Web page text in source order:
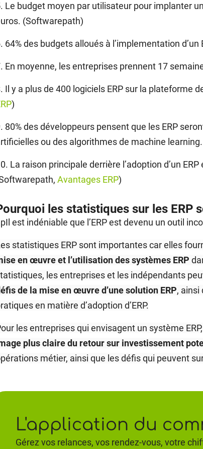
Le budget moyen par utilisateur pour implanter
(Softwarepath)
64% des budgets alloués à l’implementation
En moyenne, les entreprises prennent 17
Il y a plus de 400 logiciels ERP sur la plateforme
)
80% des développeurs pensent que les ERP
ou des algorithmes de machine
La raison principale derrière l’adoption d’un
Avantages ERP)
les statistiques sur les ERP
est indéniable que l’ERP est devenu un outil
statistiques ERP sont importantes car elles
en œuvre et l’utilisation des systèmes ERP
les entreprises et les indépendants
de la mise en œuvre d’une solution ERP, ainsi
en matière d’adoption d’ERP.
les entreprises qui envisagent un système
plus claire du retour sur investissement
métier, ainsi que les défis qui peuvent
L'application du
Gérez vos relances, vos rendez-vous, votre